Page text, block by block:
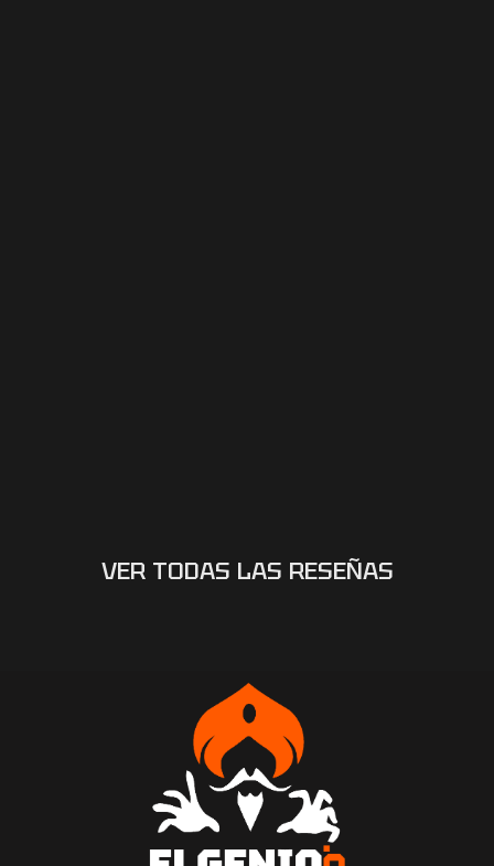
VER TODAS LAS RESEÑAS